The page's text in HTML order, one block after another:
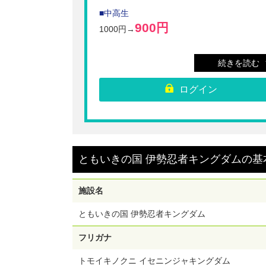
■中高生
1000円→900円
※ともいきの国 伊勢忍者キングダムの入場のみのチ
ケットとなります。
ります。
どの変更あるいは中止、または入場制限をさせてい
※場内へのペットの持ち込みの際はゲージにお入れ
さい。場内でのペットの歩行はご遠慮ください。（
犬を除く）
い。（盲導犬を除く）
※未就学児は保護者同伴で園内入場無料です。衣裳
タルを希望の場合は、幼児の衣装レンタル（1500円
続きを読む
ログイン
ともいきの国 伊勢忍者キングダムの基
施設名
ともいきの国 伊勢忍者キングダム
フリガナ
トモイキノクニ イセニンジャキングダム